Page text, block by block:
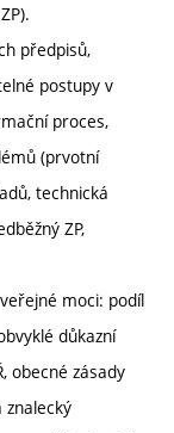
předpisů,
postupy v
proces,
(prvotní
technická
ZP,
moci: podíl
důkazní
obecné zásady
znalecký